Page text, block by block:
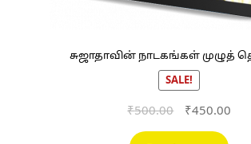
சுஜாதாவின் நாடகங்கள் முழுத்
SALE!
₹500.00
Original
₹450.00